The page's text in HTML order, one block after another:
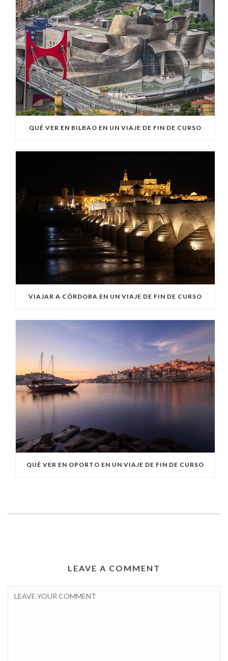
QUÉ VER EN BILBAO EN UN VIAJE DE FIN DE CURSO
VIAJAR A CÓRDOBA EN UN VIAJE DE FIN DE CURSO
QUÉ VER EN OPORTO EN UN VIAJE DE FIN DE CURSO
LEAVE A COMMENT